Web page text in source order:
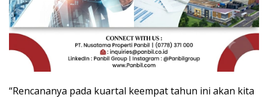
“Rencananya pada kuartal keempat tahun ini akan kita